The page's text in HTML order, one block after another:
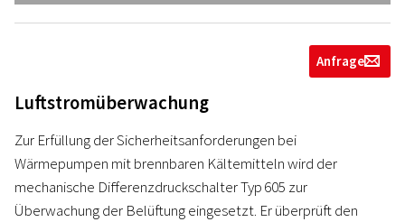
Anfrageg
Luftstromüberwachung
Zur Erfüllung der Sicherheitsanforderungen bei
Wärmepumpen mit brennbaren Kältemitteln wird der
mechanische Differenzdruckschalter Typ 605 zur
Überwachung der Belüftung eingesetzt. Er überprüft den